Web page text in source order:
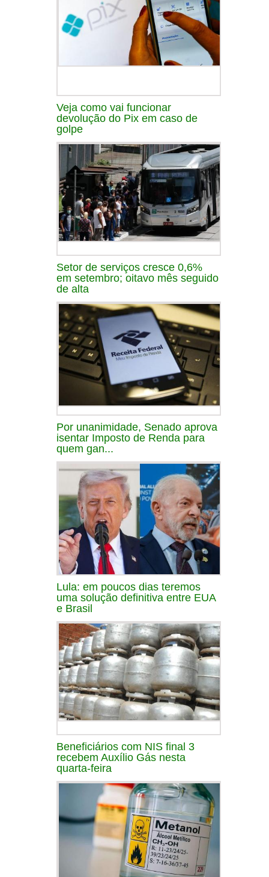
Veja como vai funcionar
devolução do Pix em caso de
golpe
Setor de serviços cresce 0,6%
em setembro; oitavo mês seguido
de alta
Por unanimidade, Senado aprova
isentar Imposto de Renda para
quem gan...
Lula: em poucos dias teremos
uma solução definitiva entre EUA
e Brasil
Beneficiários com NIS final 3
recebem Auxílio Gás nesta
quarta-feira